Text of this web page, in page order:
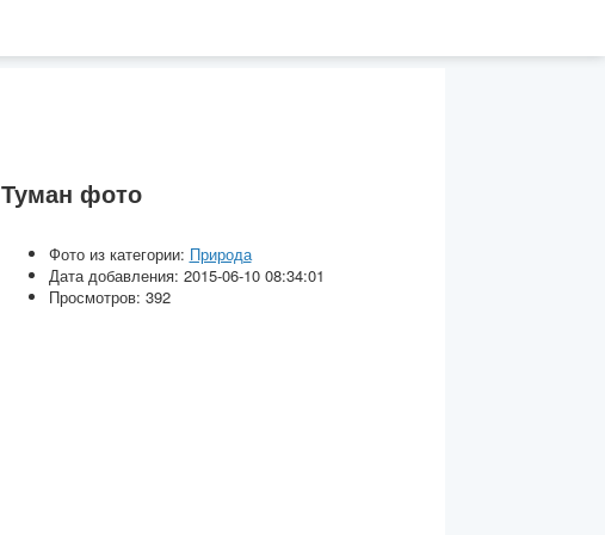
Туман фото
Фото из категории: Природа
Дата добавления: 2015-06-10 08:34:01
Просмотров: 392